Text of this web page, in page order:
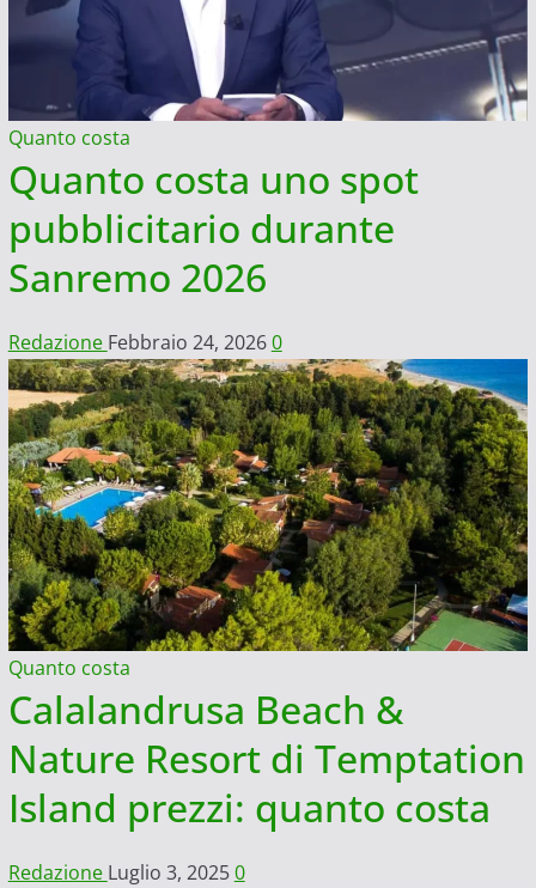
Quanto costa
Quanto costa uno spot
pubblicitario durante
Sanremo 2026
Redazione Febbraio 24, 20260
Quanto costa
Calalandrusa Beach &
Nature Resort di Temptation
Island prezzi: quanto costa
Redazione Luglio 3, 20250